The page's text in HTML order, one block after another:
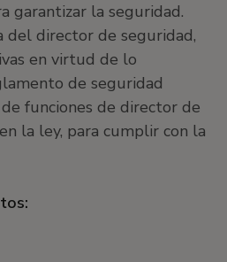
garantizar la seguridad.
del director de seguridad,
en virtud de lo
de seguridad
funciones de director de
la ley, para cumplir con la